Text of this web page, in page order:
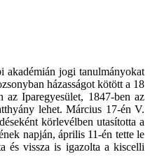
akadémián jogi tanulmányokat
házasságot kötött a 18
Iparegyesület, 1847-ben az
lehet. Március 17-én V.
körlevélben utasította a
napján, április 11-én tette le
és vissza is igazolta a kiscelli